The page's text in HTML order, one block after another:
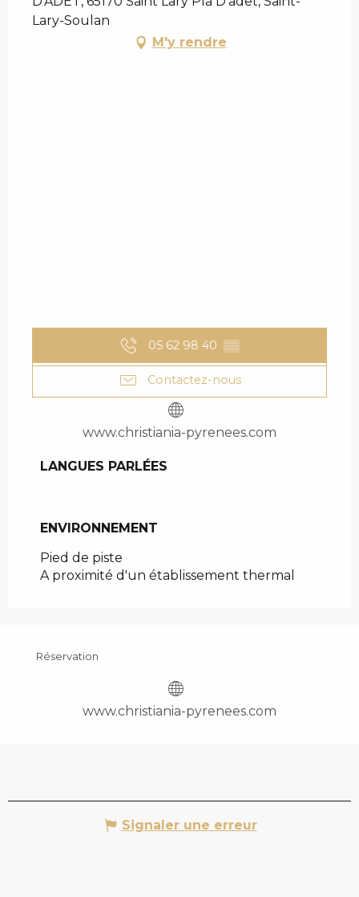
Lary-Soulan
M'y rendre
05 62 98 40 ▒▒
Contactez-nous
www.christiania-pyrenees.com
LANGUES PARLÉES
LANGUES PARLÉES
ENVIRONNEMENT
ENVIRONNEMENT
Pied de piste
A proximité d'un établissement thermal
Réservation
www.christiania-pyrenees.com
Signaler une erreur